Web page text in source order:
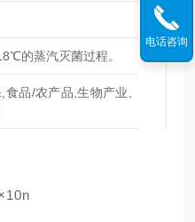
的蒸汽灭菌过程。
食品/农产品,生物产业,
电话咨询